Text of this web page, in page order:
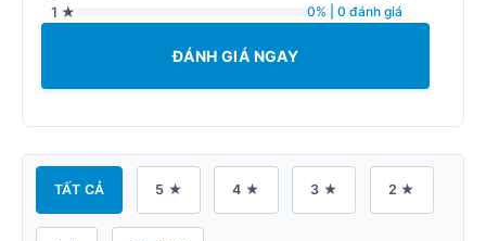
1 ★ 0% | 0 đánh giá
ĐÁNH GIÁ NGAY
TẤT CẢ 5 ★ 4 ★ 3 ★ 2 ★